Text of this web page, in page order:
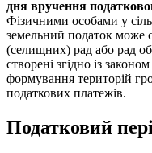
дня вручення
Фізичними особами у
земельний податок може
(селищних) рад або рад
створені згідно із
формування територій
податкових платежів.
Податковий